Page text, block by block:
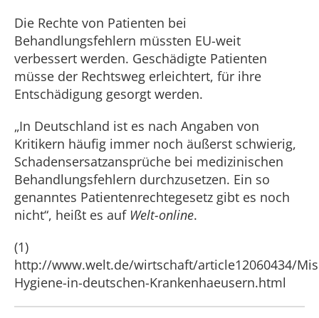
Die Rechte von Patienten bei
Behandlungsfehlern müssten EU-weit
verbessert werden. Geschädigte Patienten
müsse der Rechtsweg erleichtert, für ihre
Entschädigung gesorgt werden.
„In Deutschland ist es nach Angaben von
Kritikern häufig immer noch äußerst schwierig,
Schadensersatzansprüche bei medizinischen
Behandlungsfehlern durchzusetzen. Ein so
genanntes Patientenrechtegesetz gibt es noch
nicht“, heißt es auf Welt-online.
(1)
http://www.welt.de/wirtschaft/article12060434/
Hygiene-in-deutschen-Krankenhaeusern.html